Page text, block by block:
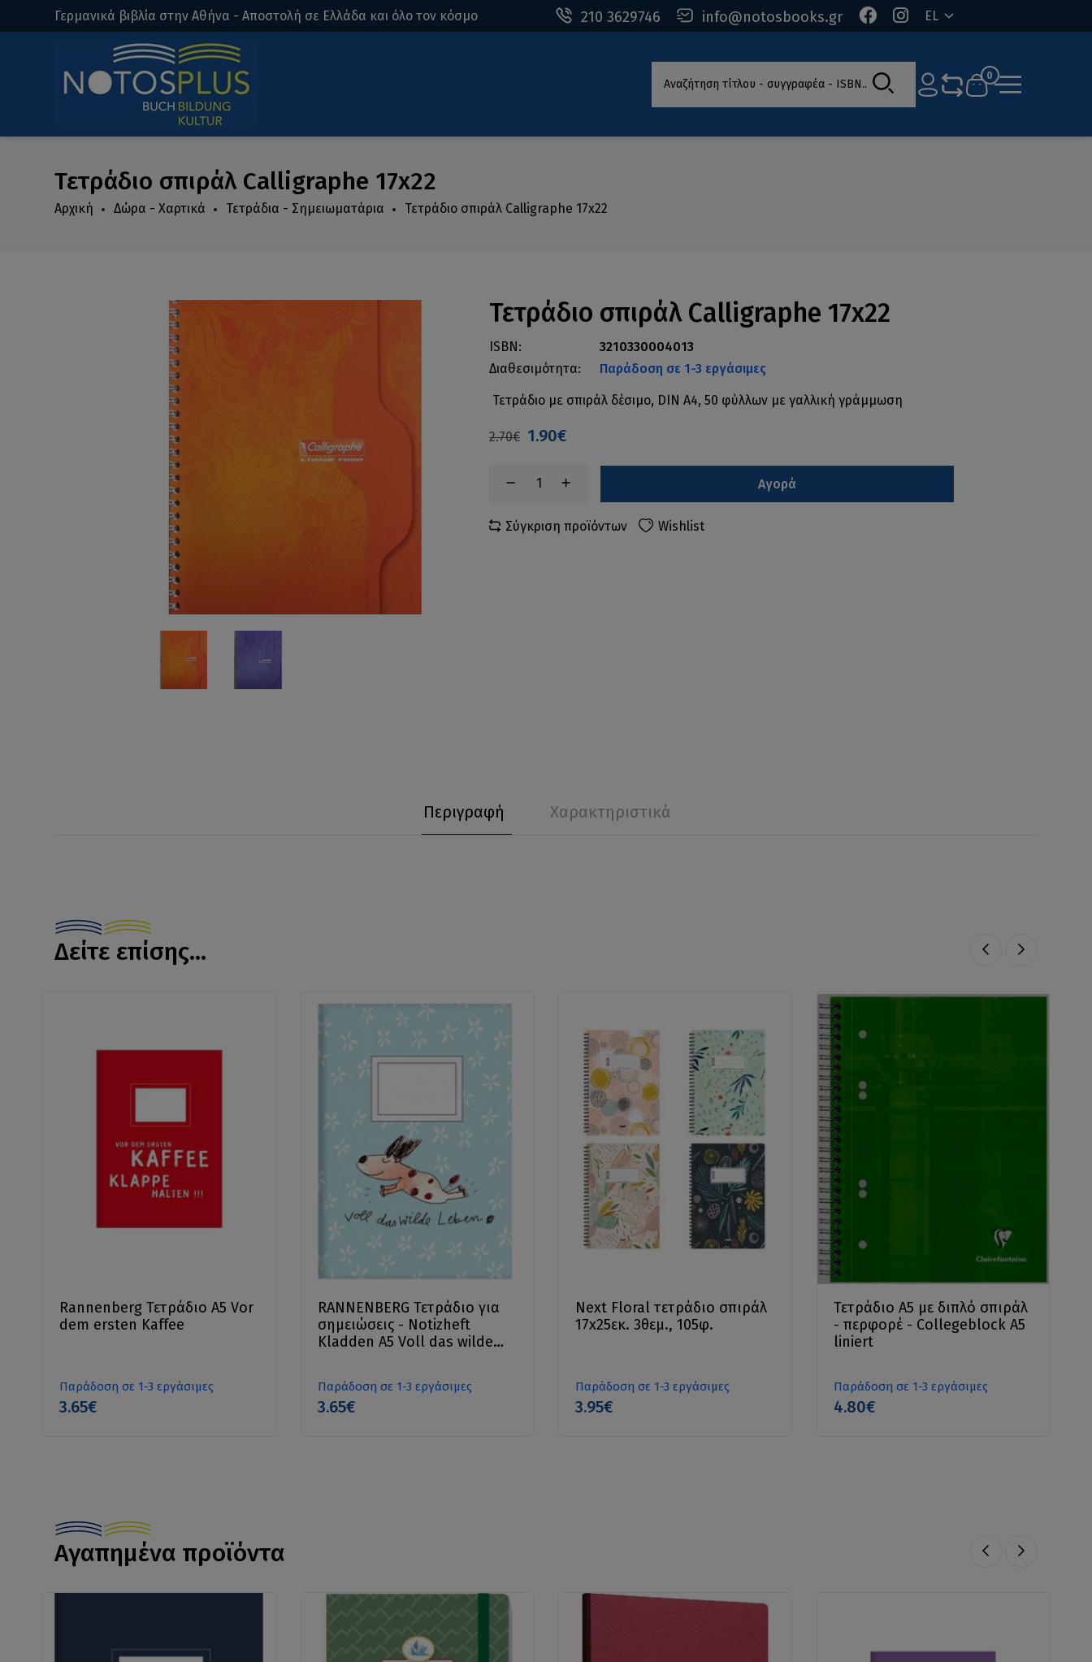
210 3629746 info@notosbooks.gr EL
Γερμανικά βιβλία στην Αθήνα - Αποστολή σε Ελλάδα και όλο τον κόσμο
Αναζήτηση τίτλου - συγγραφέα - ISBN 0
Τετράδιο σπιράλ Calligraphe 17x22
Αρχική Δώρα - Χαρτικά Τετράδια - Σημειωματάρια Τετράδιο σπιράλ Calligraphe 17x22
Τετράδιο σπιράλ Calligraphe 17x22
ISBN:
3210330004013
Διαθεσιμότητα:
Παράδοση σε 1-3 εργάσιμες
Τετράδιο με σπιράλ δέσιμο, DIN A4, 50 φύλλων με γαλλική γράμμωση
2.70€ 1.90€
Αγορά
Σύγκριση προϊόντων Wishlist
Περιγραφή Χαρακτηριστικά
Δείτε επίσης...
Rannenberg Τετράδιο Α5 Vor
dem ersten Kaffee
Παράδοση σε 1-3 εργάσιμες
3.65€
RANNENBERG Τετράδιο για
σημειώσεις - Notizheft
Kladden A5 Voll das wilde
Παράδοση σε 1-3 εργάσιμες
3.65€
Next Floral τετράδιo σπιράλ
17x25εκ. 3θεμ., 105φ.
Παράδοση σε 1-3 εργάσιμες
3.95€
Τετράδιο Α5 με διπλό σπιράλ
- περφορέ - Collegeblock A5
liniert
Παράδοση σε 1-3 εργάσιμες
4.80€
Αγαπημένα προϊόντα